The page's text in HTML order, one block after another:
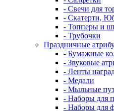
- Свечи для
- Скатерти,
- Топперы и
- Трубочки
Праздничные
- Бумажные
- Звуковые
- Ленты
- Медали
- Мыльные
- Наборы для
- Наборы для